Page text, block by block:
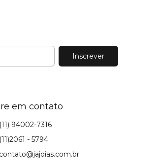
em contato
(11) 94002-7316
(11)2061 - 5794
contato@jajoias.com.br